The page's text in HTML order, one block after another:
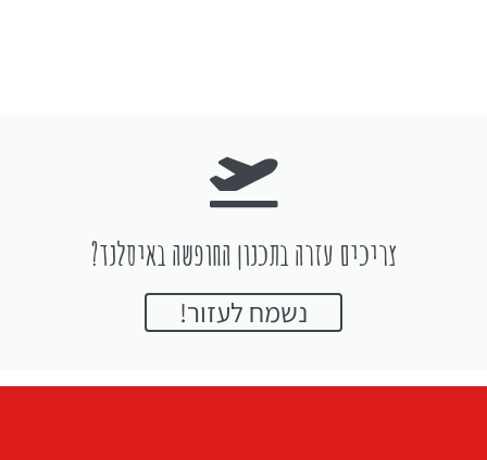
צריכים עזרה בתכנון החופשה באיסלנד?
נשמח לעזור!